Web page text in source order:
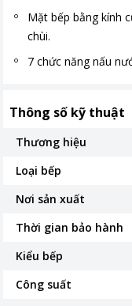
Mặt bếp bằng kính
chùi.
7 chức năng nấu
Thông số kỹ thuật
Thương hiệu
Loại bếp
Nơi sản xuất
Thời gian bảo hành
Kiểu bếp
Công suất